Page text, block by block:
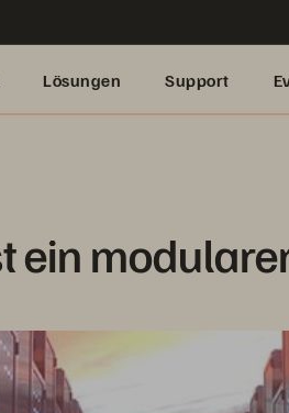
Lösungen Support
ein